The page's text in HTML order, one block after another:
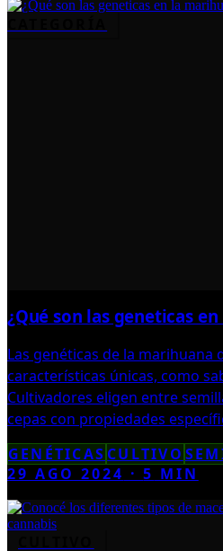
¿Qué son las geneticas
Las genéticas de la marihuana
características únicas, como
Cultivadores eligen entre
cepas con propiedades
GENÉTICAS CULTIVO
29 AGO 2024 ·5 MIN